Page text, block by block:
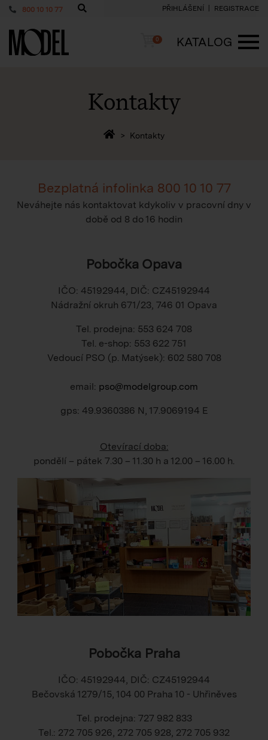
800 10 10 77 PŘIHLÁŠENÍ REGISTRACE
PackShop Košík
0
KATALOG
Kontakty
Zpět na homepage
Kontakty
Bezplatná infolinka 800 10 10 77
Neváhejte nás kontaktovat kdykoliv v pracovní dny v
době od 8 do 16 hodin
Pobočka Opava
IČO: 45192944, DIČ: CZ45192944
Nádražní okruh 671/23, 746 01 Opava
Tel. prodejna: 553 624 708
Tel. e-shop: 553 622 751
Vedoucí PSO (p. Matýsek): 602 580 708
email: pso@modelgroup.com
gps: 49.9360386 N, 17.9069194 E
Otevírací doba:
pondělí – pátek 7.30 – 11.30 h a 12.00 – 16.00 h
Pobočka Praha
IČO: 45192944, DIČ: CZ45192944
Bečovská 1279/15, 104 00 Praha 10 - Uhřiněves
Tel. prodejna: 727 982 833
Tel.: 272 705 926, 272 705 928, 272 705 932